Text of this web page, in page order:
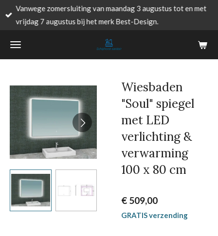
Ga
direct
de
Vanwege zomersluiting van maandag 3 augustus tot en met
vrijdag 7 augustus bij het merk Best-Design.
Wiesbaden
"Soul" spiegel
met LED
verlichting &
verwarming
100 x 80 cm
€ 509,00
GRATIS verzending